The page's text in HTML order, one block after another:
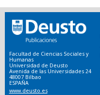
Facultad de Ciencias Sociales y
Humanas
Universidad de Deusto
Avenida de las Universidades 24
48007 Bilbao
ESPAÑA
www.deusto.es